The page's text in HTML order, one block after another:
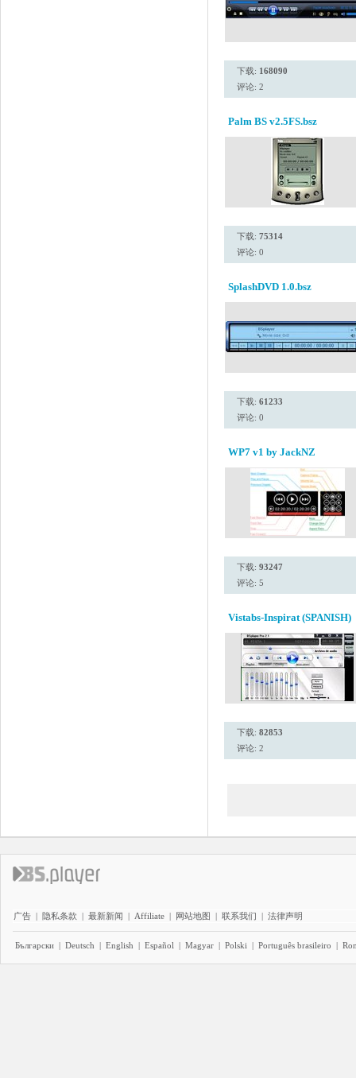
下载: 168090
评论: 2
Palm BS v2.5FS.bsz
下载: 75314
评论: 0
SplashDVD 1.0.bsz
下载: 61233
评论: 0
WP7 v1 by JackNZ
下载: 93247
评论: 5
Vistabs-Inspirat (SPANISH)
下载: 82853
评论: 2
广告 | 隐私条款 | 最新新闻 | Affiliate | 网站地图 | 联系我们 | 法律声明
Български | Deutsch | English | Español | Magyar | Polski | Português brasileiro |